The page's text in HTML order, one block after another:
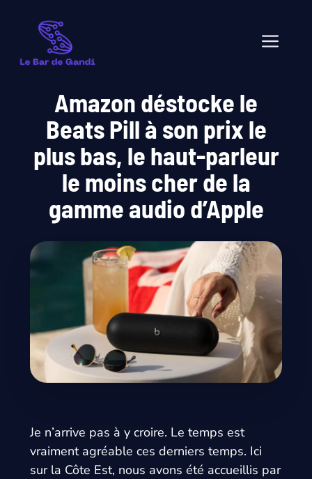
Amazon déstocke le
Beats Pill à son prix le
plus bas, le haut-parleur
le moins cher de la
gamme audio d’Apple
juin 09, 2026
Je n’arrive pas à y croire. Le temps est
vraiment agréable ces derniers temps. Ici
sur la Côte Est, nous avons été accueillis par